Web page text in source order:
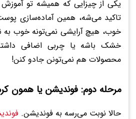
یکی از چیزایی که همیشه تو
تاکید می‌شه، همین آماده‌سازی
خوب، هیچ آرایشی نمی‌تونه خوب به
خشک باشه یا چربی اضافی
محصولات هم نمی‌تونن جادو کنن!
مرحله دوم: فوندیشن یا همون
حالا نوبت می‌رسه به فوندیشن.